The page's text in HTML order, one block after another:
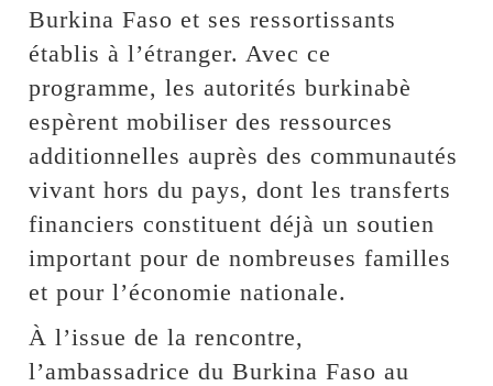
Burkina Faso et ses ressortissants
établis à l’étranger. Avec ce
programme, les autorités burkinabè
espèrent mobiliser des ressources
additionnelles auprès des communautés
vivant hors du pays, dont les transferts
financiers constituent déjà un soutien
important pour de nombreuses familles
et pour l’économie nationale.
À l’issue de la rencontre,
l’ambassadrice du Burkina Faso au